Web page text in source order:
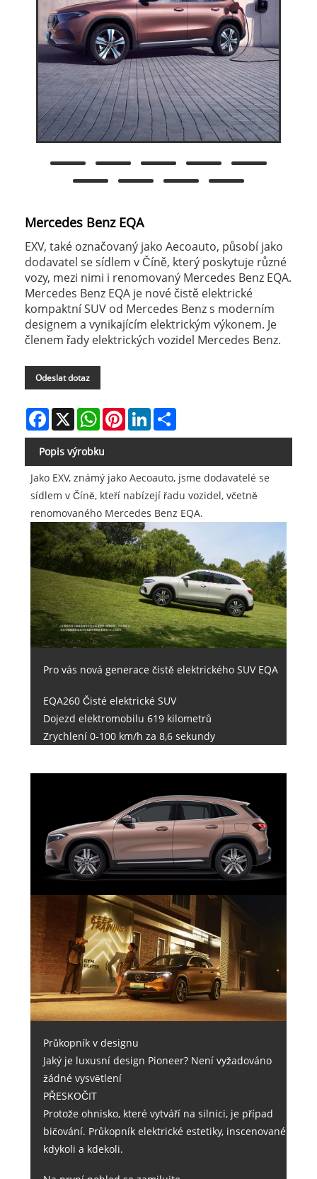
Mercedes Benz EQA
EXV, také označovaný jako Aecoauto, působí jako
dodavatel se sídlem v Číně, který poskytuje různé
vozy, mezi nimi i renomovaný Mercedes Benz EQA.
Mercedes Benz EQA je nové čistě elektrické
kompaktní SUV od Mercedes Benz s moderním
designem a vynikajícím elektrickým výkonem. Je
členem řady elektrických vozidel Mercedes Benz.
Odeslat dotaz
Facebook
X WhatsAppPinterestLinkedIn
Popis výrobku
Jako EXV, známý jako Aecoauto, jsme dodavatelé se
sídlem v Číně, kteří nabízejí řadu vozidel, včetně
renomovaného Mercedes Benz EQA.
Pro vás nová generace čistě elektrického SUV EQA
EQA260 Čisté elektrické SUV
Dojezd elektromobilu 619 kilometrů
Zrychlení 0-100 km/h za 8,6 sekundy
Průkopník v designu
Jaký je luxusní design Pioneer? Není vyžadováno
žádné vysvětlení
PŘESKOČIT
Protože ohnisko, které vytváří na silnici, je případ
bičování. Průkopník elektrické estetiky, inscenované
kdykoli a kdekoli.